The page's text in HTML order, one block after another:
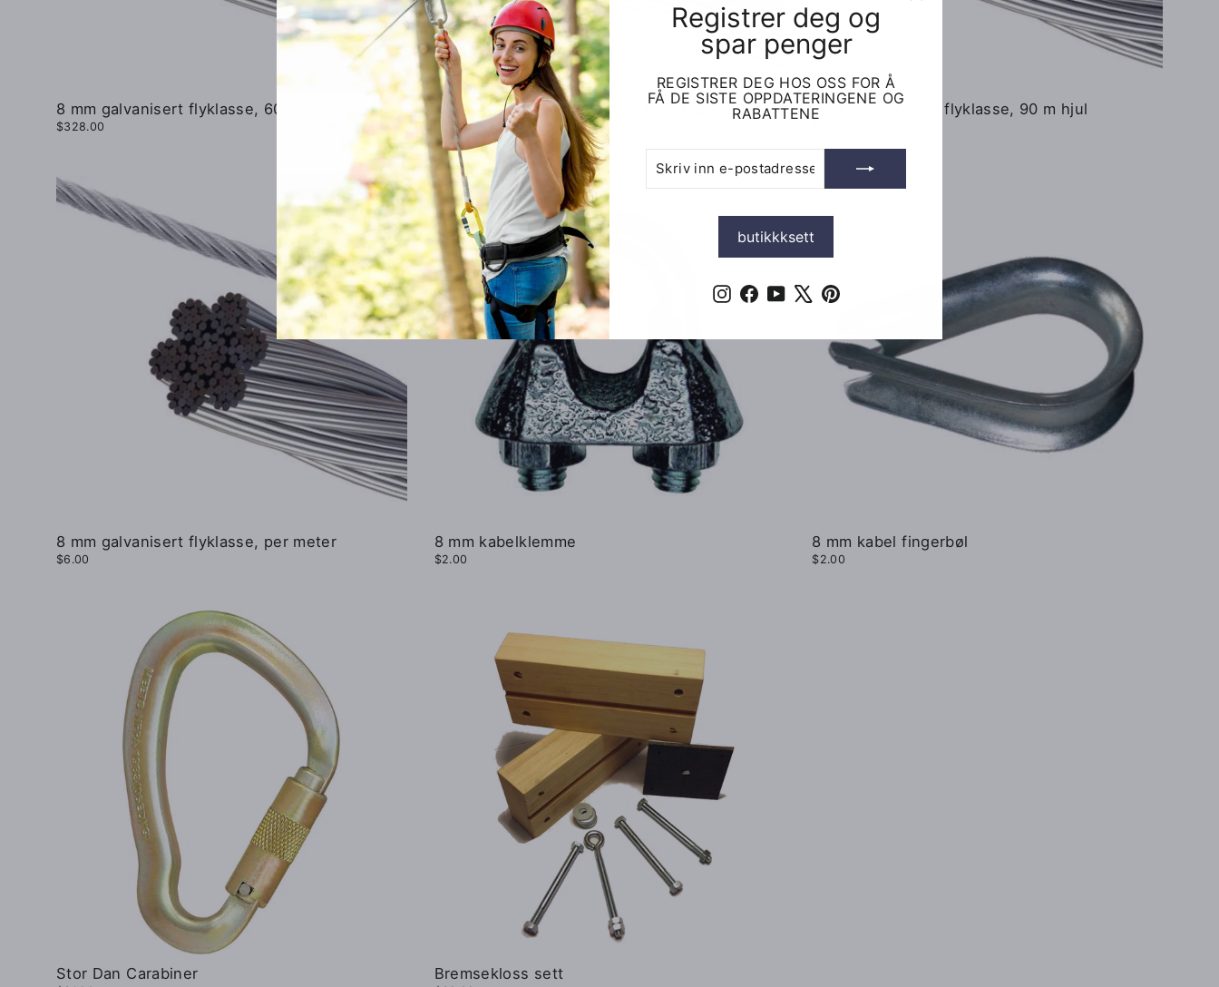
Registrer deg og
spar penger
REGISTRER DEG HOS OSS FOR Å
FÅ DE SISTE OPPDATERINGENE OG
RABATTENE
SKRIV
INN
E-
DIN
ABONNER
butikkksett
Instagram
på
FacebookYouTubePinterest
8 mm galvanisert flyklasse, 60 m hjul
$328.00
8 mm galvanisert flyklasse, 75 m hjul
$410.00
8 mm galvanisert flyklasse, 90 m hjul
8 mm galvanisert flyklasse, per meter
$6.00
8 mm kabelklemme
$2.00
8 mm kabel fingerbøl
$2.00
Stor Dan Carabiner Bremsekloss sett